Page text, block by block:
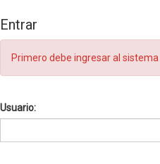
Entrar
Primero debe ingresar al sistema
Usuario: